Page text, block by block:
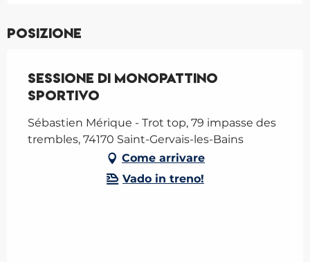
Posizione
Sessione di monopattino
sportivo
Sébastien Mérique - Trot top, 79 impasse des
trembles, 74170 Saint-Gervais-les-Bains
Come arrivare
Vado in treno!